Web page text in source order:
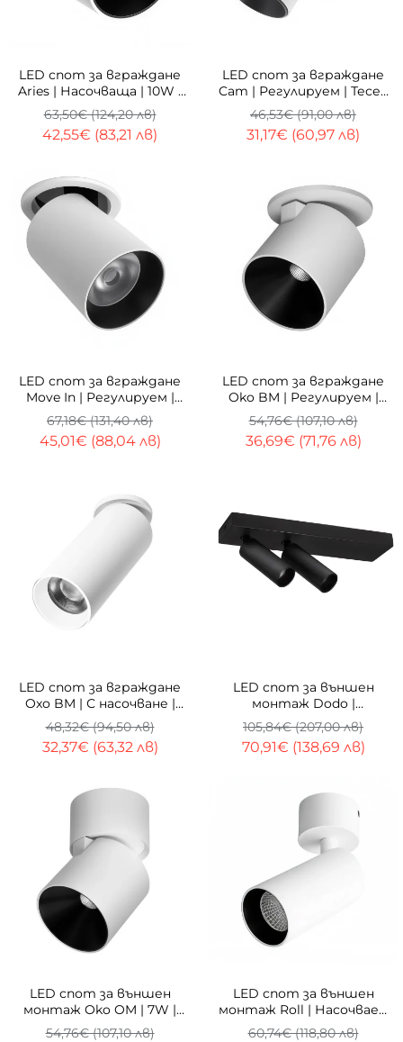
LED спот за вграждане
Aries | Насочваща | 10W |
3000K
42,55€ (83,21 лв)
63,50€ (124,20 лв)
LED спот за вграждане
Cam | Регулируем | Тесен
лъч 45° | 10W
31,17€ (60,97 лв)
46,53€ (91,00 лв)
LED спот за вграждане
Move In | Регулируем |
3000K
45,01€ (88,04 лв)
67,18€ (131,40 лв)
LED спот за вграждане
Oko BM | Регулируем |
7W | 3000K
36,69€ (71,76 лв)
54,76€ (107,10 лв)
LED спот за вграждане
Oxo BM | С насочване |
CRI>90 | Flicker Free
32,37€ (63,32 лв)
48,32€ (94,50 лв)
LED спот за външен
монтаж Dodo |
Насочваем | 2x6W | 3000K
70,91€ (138,69 лв)
105,84€ (207,00 лв)
LED спот за външен
монтаж Oko OM | 7W |
3000K
54,76€ (107,10 лв)
LED спот за външен
монтаж Roll | Насочваем
| 3000K | 8W
60,74€ (118,80 лв)